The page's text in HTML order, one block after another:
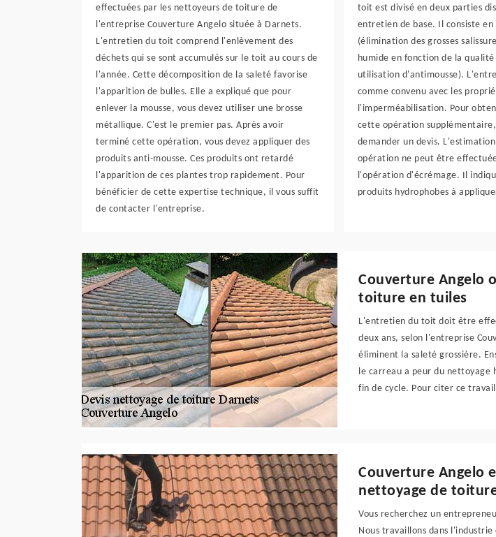
effectuées par les nettoyeurs de toiture de
l'entreprise Couverture Angelo située à Darnets.
L'entretien du toit comprend l'enlèvement des
déchets qui se sont accumulés sur le toit au cours de
l'année. Cette décomposition de la saleté favorise
l'apparition de bulles. Elle a expliqué que pour
enlever la mousse, vous devez utiliser une brosse
métallique. C'est le premier pas. Après avoir
terminé cette opération, vous devez appliquer des
produits anti-mousse. Ces produits ont retardé
l'apparition de ces plantes trop rapidement. Pour
bénéficier de cette expertise technique, il vous suffit
de contacter l'entreprise.
toit est divisé en deux parties
entretien de base. Il consiste
(élimination des grosses
humide en fonction de la
utilisation d'antimousse).
comme convenu avec les
l'imperméabilisation. Pour
cette opération
demander un devis.
opération ne peut être
l'opération d'écrémage. Il
produits hydrophobes à
Couverture Angelo
toiture en tuiles
L'entretien du toit doit être
deux ans, selon l'entreprise
éliminent la saleté grossière.
le carreau a peur du nettoyage
fin de cycle. Pour citer ce
Couverture Angelo
nettoyage de
Vous recherchez un
Nous travaillons dans